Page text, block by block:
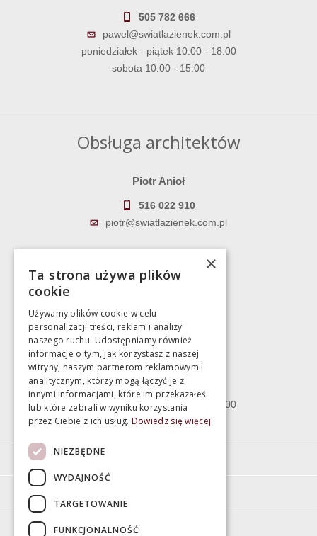
505 782 666
pawel@swiatlazienek.com.pl
poniedziałek - piątek 10:00 - 18:00
sobota 10:00 - 15:00
Obsługa architektów
Piotr Anioł
516 022 910
piotr@swiatlazienek.com.pl
783 043 083
Magazyn
Bartycka 24/26 Hala 100
00-716 Warszawa
poniedziałek - piątek 10:00 - 18:00
sobota 10:00 - 15:00
Moje konto
×
Ta strona używa plików
cookie
Używamy plików cookie w celu
personalizacji treści, reklam i analizy
naszego ruchu. Udostępniamy również
informacje o tym, jak korzystasz z naszej
witryny, naszym partnerom reklamowym i
analitycznym, którzy mogą łączyć je z
innymi informacjami, które im przekazałeś
lub które zebrali w wyniku korzystania
przez Ciebie z ich usług. Dowiedz się więcej
NIEZBĘDNE
WYDAJNOŚĆ
TARGETOWANIE
FUNKCJONALNOŚĆ